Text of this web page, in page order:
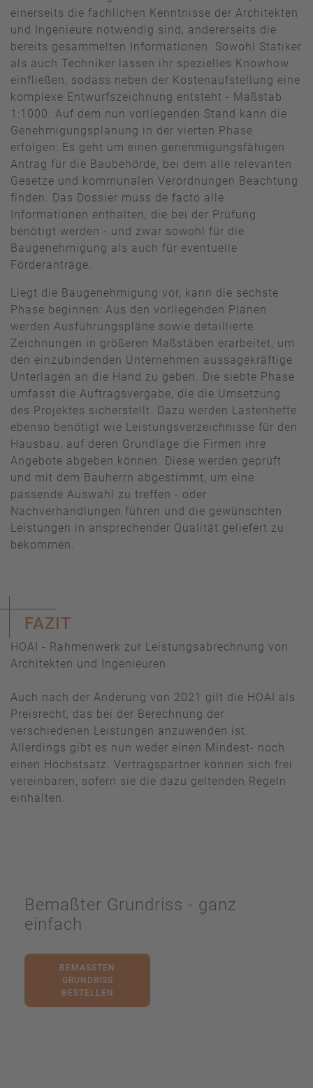
einerseits die fachlichen Kenntnisse der Architekten
und Ingenieure notwendig sind, andererseits die
bereits gesammelten Informationen. Sowohl Statiker
als auch Techniker lassen ihr spezielles Knowhow
einfließen, sodass neben der Kostenaufstellung eine
komplexe Entwurfszeichnung entsteht - Maßstab
1:1000. Auf dem nun vorliegenden Stand kann die
Genehmigungsplanung in der vierten Phase
erfolgen: Es geht um einen genehmigungsfähigen
Antrag für die Baubehörde, bei dem alle relevanten
Gesetze und kommunalen Verordnungen Beachtung
finden. Das Dossier muss de facto alle
Informationen enthalten, die bei der Prüfung
benötigt werden - und zwar sowohl für die
Baugenehmigung als auch für eventuelle
Förderanträge.
Liegt die Baugenehmigung vor, kann die sechste
Phase beginnen: Aus den vorliegenden Plänen
werden Ausführungspläne sowie detaillierte
Zeichnungen in größeren Maßstäben erarbeitet, um
den einzubindenden Unternehmen aussagekräftige
Unterlagen an die Hand zu geben. Die siebte Phase
umfasst die Auftragsvergabe, die die Umsetzung
des Projektes sicherstellt. Dazu werden Lastenhefte
ebenso benötigt wie Leistungsverzeichnisse für den
Hausbau, auf deren Grundlage die Firmen ihre
Angebote abgeben können. Diese werden geprüft
und mit dem Bauherrn abgestimmt, um eine
passende Auswahl zu treffen - oder
Nachverhandlungen führen und die gewünschten
Leistungen in ansprechender Qualität geliefert zu
bekommen.
FAZIT
HOAI - Rahmenwerk zur Leistungsabrechnung von
Architekten und Ingenieuren
Auch nach der Änderung von 2021 gilt die HOAI als
Preisrecht, das bei der Berechnung der
verschiedenen Leistungen anzuwenden ist.
Allerdings gibt es nun weder einen Mindest- noch
einen Höchstsatz. Vertragspartner können sich frei
vereinbaren, sofern sie die dazu geltenden Regeln
einhalten.
Bemaßter Grundriss - ganz
einfach
BEMASSTEN G
RUNDRISS B
ESTELLEN